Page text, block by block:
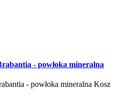
- powłoka mineralna
- powłoka mineralna Kosz